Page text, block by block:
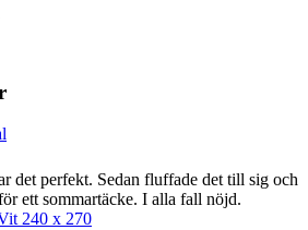
det perfekt. Sedan fluffade det till sig och
ett sommartäcke. I alla fall nöjd.
240 x 270